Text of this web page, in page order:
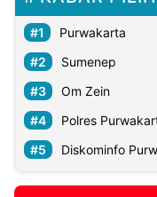
Purwakarta
Sumenep
Om Zein
Polres
Diskominfo